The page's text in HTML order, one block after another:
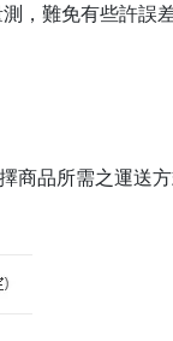
，難免有些許誤
商品所需之運送方